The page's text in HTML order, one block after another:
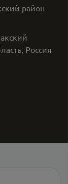
район
Россия